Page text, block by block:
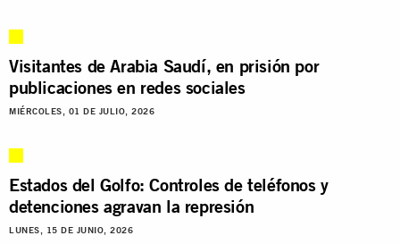
Visitantes de Arabia Saudí, en prisión por
publicaciones en redes sociales
MIÉRCOLES, 01 DE JULIO, 2026
Estados del Golfo: Controles de teléfonos y
detenciones agravan la represión
LUNES, 15 DE JUNIO, 2026